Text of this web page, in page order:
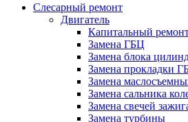
Слесарный ремонт
Двигатель
Капитальный
Замена ГБЦ
Замена блока
Замена прокладки
Замена
Замена сальника
Замена свечей
Замена турбины